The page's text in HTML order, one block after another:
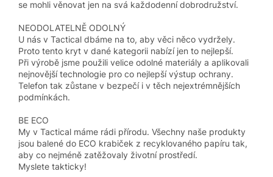
se mohli věnovat jen na svá každodenní dobrodružství.
NEODOLATELNĚ ODOLNÝ
U nás v Tactical dbáme na to, aby věci něco vydržely.
Proto tento kryt v dané kategorii nabízí jen to nejlepší.
Při výrobě jsme použili velice odolné materiály a aplikovali
nejnovější technologie pro co nejlepší výstup ochrany.
Telefon tak zůstane v bezpečí i v těch nejextrémnějších
podmínkách.
BE ECO
My v Tactical máme rádi přírodu. Všechny naše produkty
jsou balené do ECO krabiček z recyklovaného papíru tak,
aby co nejméně zatěžovaly životní prostředí.
Myslete takticky!